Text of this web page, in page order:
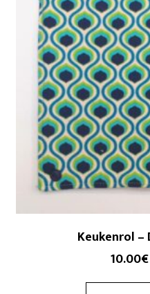
Keukenrol –
10.00€